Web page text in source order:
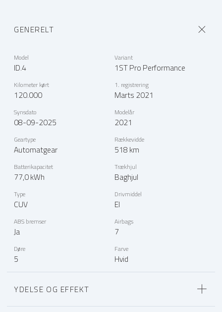
GENERELT
Model
ID.4
Variant
1ST Pro Performance
Kilometer kørt
120.000
1. registrering
Marts 2021
Synsdato
08-09-2025
Modelår
2021
Geartype
Automatgear
Rækkevidde
518 km
Batterikapacitet
77,0 kWh
Trækhjul
Baghjul
Type
CUV
Drivmiddel
El
ABS bremser
Ja
Airbags
7
Døre
5
Farve
Hvid
YDELSE OG EFFEKT